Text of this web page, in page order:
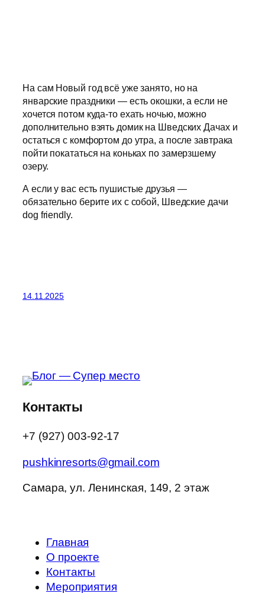
На сам Новый год всё уже занято, но на
январские праздники — есть окошки, а если не
хочется потом куда-то ехать ночью, можно
дополнительно взять домик на Шведских Дачах и
остаться с комфортом до утра, а после завтрака
пойти покататься на коньках по замерзшему
озеру.
А если у вас есть пушистые друзья —
обязательно берите их с собой, Шведские дачи
dog friendly.
14.11.2025
Контакты
+7 (927) 003-92-17
pushkinresorts@gmail.com
Самара, ул. Ленинская, 149, 2 этаж
Главная
О проекте
Контакты
Мероприятия